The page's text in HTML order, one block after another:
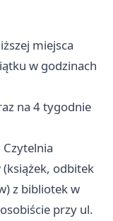
miejsca
w godzinach
na 4 tygodnie
odbitek
z bibliotek w
przy ul.